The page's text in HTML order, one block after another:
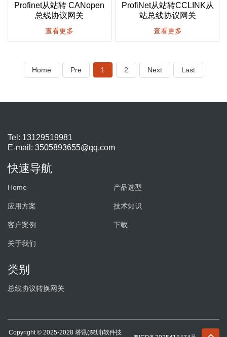
Profinet从站转 CANopen
总线协议网关
查看更多
ProfiNet从站转CCLINK从
站总线协议网关
查看更多
Home Pre 1 2 Next Last
Tel: 13129519981
E-mail: 3505893655@qq.com
快速导航
Home 产品选型
应用方案 技术知识
客户案例 下载
关于我们
类别
总线协议转换网关
Copyright © 2025-2028 塔讯(深圳)软件技